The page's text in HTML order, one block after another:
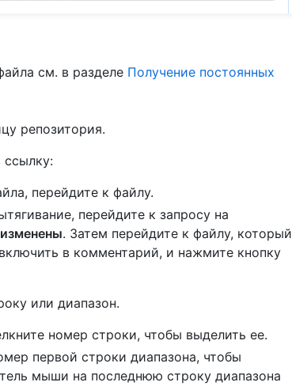
см. в разделе Получение постоянных
репозитория.
ссылку:
перейдите к файлу.
перейдите к запросу на
. Затем перейдите к файлу, который
в комментарий, и нажмите кнопку
или диапазон.
номер строки, чтобы выделить ее.
первой строки диапазона, чтобы
мыши на последнюю строку диапазона